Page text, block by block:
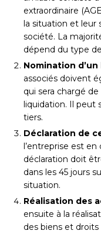
extraordinaire
la situation et leur
société. La
dépend du type
Nomination
associés doivent
qui sera chargé
liquidation. Il peut
tiers.
Déclaration de
l’entreprise est
déclaration doit
dans les 45 jours
situation.
Réalisation des
ensuite à la
des biens et droits